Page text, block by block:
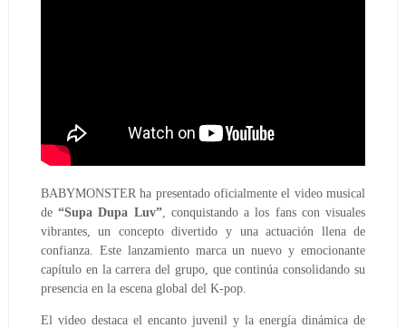
BABYMONSTER ha presentado oficialmente el video musical
de“Supa Dupa Luv”, conquistando a los fans con visuales
vibrantes, un concepto divertido y una actuación llena de
confianza. Este lanzamiento marca un nuevo y emocionante
capítulo en la carrera del grupo, que continúa consolidando su
presencia en la escena global del K-pop.
El video destaca el encanto juvenil y la energía dinámica de